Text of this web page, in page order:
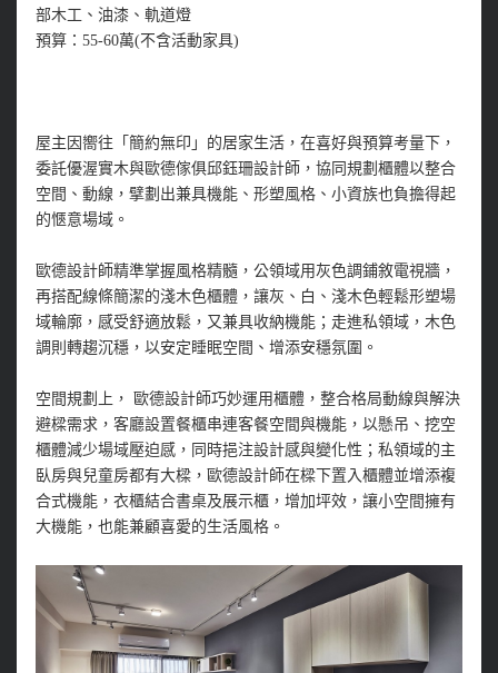
部木工、油漆、軌道燈
預算：55-60萬(不含活動家具)
屋主因嚮往「簡約無印」的居家生活，在喜好與預算考量下，
委託優渥實木與歐德傢俱邱鈺珊設計師，協同規劃櫃體以整合
空間、動線，擘劃出兼具機能、形塑風格、小資族也負擔得起
的愜意場域。
歐德設計師精準掌握風格精髓，公領域用灰色調鋪敘電視牆，
再搭配線條簡潔的淺木色櫃體，讓灰、白、淺木色輕鬆形塑場
域輪廓，感受舒適放鬆，又兼具收納機能；走進私領域，木色
調則轉趨沉穩，以安定睡眠空間、增添安穩氛圍。
空間規劃上， 歐德設計師巧妙運用櫃體，整合格局動線與解決
避樑需求，客廳設置餐櫃串連客餐空間與機能，以懸吊、挖空
櫃體減少場域壓迫感，同時挹注設計感與變化性；私領域的主
臥房與兒童房都有大樑，歐德設計師在樑下置入櫃體並增添複
合式機能，衣櫃結合書桌及展示櫃，增加坪效，讓小空間擁有
大機能，也能兼顧喜愛的生活風格。